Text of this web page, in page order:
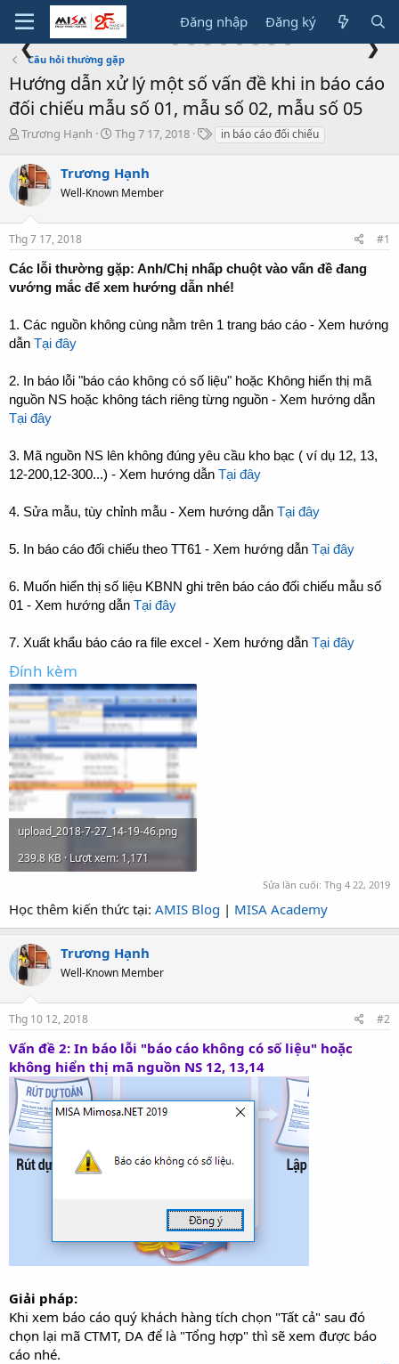
Đăng nhập Đăng ký
❮ ❯
Câu hỏi thường gặp
Hướng dẫn xử lý một số vấn đề khi in báo cáo
đối chiếu mẫu số 01, mẫu số 02, mẫu số 05
T
r
e
a
s
t
a
r
t
r
Trương Hạnh
N
y
g
i
Thg 7 17, 2018
Tin báo cáo đối chiếu
Trương Hạnh
Well-Known Member
Thg 7 17, 2018
#1
Các lỗi thường gặp: Anh/Chị nhấp chuột vào vấn đề đang
vướng mắc để xem hướng dẫn nhé!
1. Các nguồn không cùng nằm trên 1 trang báo cáo - Xem hướng
dẫn Tại đây
2. In báo lỗi "báo cáo không có số liệu" hoặc Không hiển thị mã
nguồn NS hoặc không tách riêng từng nguồn - Xem hướng dẫn
Tại đây
3. Mã nguồn NS lên không đúng yêu cầu kho bạc ( ví dụ 12, 13,
12-200,12-300...) - Xem hướng dẫn Tại đây
4. Sửa mẫu, tùy chỉnh mẫu - Xem hướng dẫn Tại đây
5. In báo cáo đối chiếu theo TT61 - Xem hướng dẫn Tại đây
6. Muốn hiển thị số liệu KBNN ghi trên báo cáo đối chiếu mẫu số
01 - Xem hướng dẫn Tại đây
7. Xuất khẩu báo cáo ra file excel - Xem hướng dẫn Tại đây
Đính kèm
upload_2018-7-27_14-19-46.png
239.8 KB · Lượt xem: 1,171
Sửa lần cuối: Thg 4 22, 2019
Học thêm kiến thức tại: AMIS Blog | MISA Academy
Trương Hạnh
Well-Known Member
Thg 10 12, 2018 #2
Vấn đề 2: In báo lỗi "báo cáo không có số liệu" hoặc
không hiển thị mã nguồn NS 12, 13,14
Giải pháp:
Khi xem báo cáo quý khách hàng tích chọn "Tất cả" sau đó
chọn lại mã CTMT, DA để là "Tổng hợp" thì sẽ xem được báo
cáo nhé.